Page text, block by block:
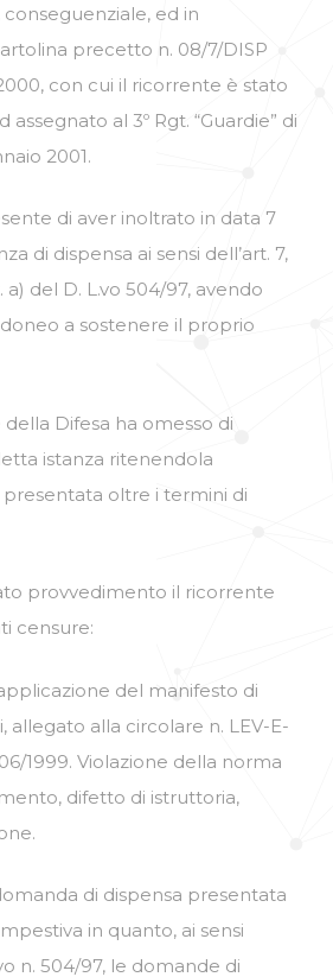
ed in
precetto n. 08/7/DISP
con cui il ricorrente è stato
assegnato al 3º Rgt. “Guardie” di
2001.
di aver inoltrato in data 7
di dispensa ai sensi dell’art. 7,
del D. L.vo 504/97, avendo
a sostenere il proprio
della Difesa ha omesso di
istanza ritenendola
oltre i termini di
provvedimento il ricorrente
censure:
del manifesto di
allegato alla circolare n. LEV-E-
1999. Violazione della norma
difetto di istruttoria,
di dispensa presentata
in quanto, ai sensi
n. 504/97, le domande di